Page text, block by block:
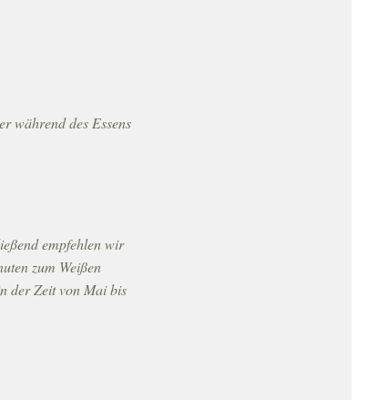
während des Essens
empfehlen wir
zum Weißen
der Zeit von Mai bis